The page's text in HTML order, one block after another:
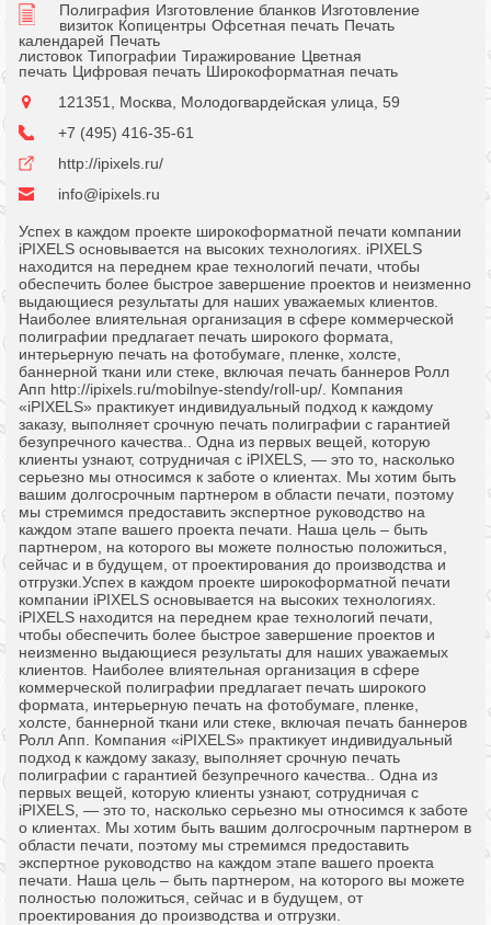
Полиграфия Изготовление бланков Изготовление
визиток Копицентры Офсетная печать Печать
календарей Печать
листовок Типографии Тиражирование Цветная
печать Цифровая печать Широкоформатная печать
121351, Москва, Молодогвардейская улица, 59
+7 (495) 416-35-61
http://ipixels.ru/
info@ipixels.ru
Успех в каждом проекте широкоформатной печати компании
iPIXELS основывается на высоких технологиях. iPIXELS
находится на переднем крае технологий печати, чтобы
обеспечить более быстрое завершение проектов и неизменно
выдающиеся результаты для наших уважаемых клиентов.
Наиболее влиятельная организация в сфере коммерческой
полиграфии предлагает печать широкого формата,
интерьерную печать на фотобумаге, пленке, холсте,
баннерной ткани или стеке, включая печать баннеров Ролл
Апп http://ipixels.ru/mobilnye-stendy/roll-up/. Компания
«iPIXELS» практикует индивидуальный подход к каждому
заказу, выполняет срочную печать полиграфии с гарантией
безупречного качества.. Одна из первых вещей, которую
клиенты узнают, сотрудничая с iPIXELS, — это то, насколько
серьезно мы относимся к заботе о клиентах. Мы хотим быть
вашим долгосрочным партнером в области печати, поэтому
мы стремимся предоставить экспертное руководство на
каждом этапе вашего проекта печати. Наша цель – быть
партнером, на которого вы можете полностью положиться,
сейчас и в будущем, от проектирования до производства и
отгрузки.Успех в каждом проекте широкоформатной печати
компании iPIXELS основывается на высоких технологиях.
iPIXELS находится на переднем крае технологий печати,
чтобы обеспечить более быстрое завершение проектов и
неизменно выдающиеся результаты для наших уважаемых
клиентов. Наиболее влиятельная организация в сфере
коммерческой полиграфии предлагает печать широкого
формата, интерьерную печать на фотобумаге, пленке,
холсте, баннерной ткани или стеке, включая печать баннеров
Ролл Апп. Компания «iPIXELS» практикует индивидуальный
подход к каждому заказу, выполняет срочную печать
полиграфии с гарантией безупречного качества.. Одна из
первых вещей, которую клиенты узнают, сотрудничая с
iPIXELS, — это то, насколько серьезно мы относимся к заботе
о клиентах. Мы хотим быть вашим долгосрочным партнером в
области печати, поэтому мы стремимся предоставить
экспертное руководство на каждом этапе вашего проекта
печати. Наша цель – быть партнером, на которого вы можете
полностью положиться, сейчас и в будущем, от
проектирования до производства и отгрузки.